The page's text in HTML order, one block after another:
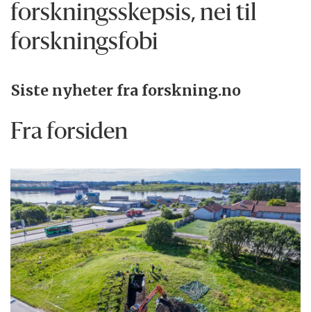
forskningsskepsis, nei til
forskningsfobi
Siste nyheter fra forskning.no
Fra forsiden